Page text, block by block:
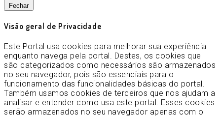
Fechar
Visão geral de Privacidade
Este Portal usa cookies para melhorar sua experiência
enquanto navega pela portal. Destes, os cookies que
são categorizados como necessários são armazenados
no seu navegador, pois são essenciais para o
funcionamento das funcionalidades básicas do portal.
Também usamos cookies de terceiros que nos ajudam a
analisar e entender como usa este portal. Esses cookies
serão armazenados no seu navegador apenas com o